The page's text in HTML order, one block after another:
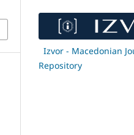
Izvor - Macedonian
Repository